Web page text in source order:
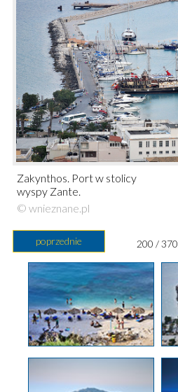
Zakynthos. Port w stolicy
wyspy Zante.
© wnieznane.pl
poprzednie 200 / 370